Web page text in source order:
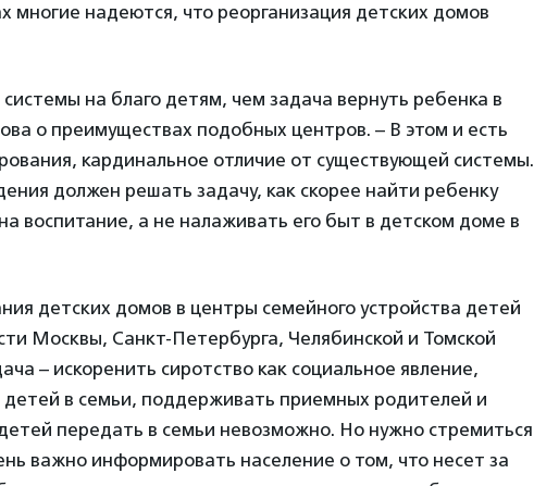
многие надеются, что реорганизация детских домов
на благо детям, чем задача вернуть ребенка в
о преимуществах подобных центров. – В этом и есть
кардинальное отличие от существующей системы.
должен решать задачу, как скорее найти ребенку
воспитание, а не налаживать его быт в детском доме в
детских домов в центры семейного устройства детей
Москвы, Санкт-Петербурга, Челябинской и Томской
– искоренить сиротство как социальное явление,
в семьи, поддерживать приемных родителей и
передать в семьи невозможно. Но нужно стремиться
важно информировать население о том, что несет за